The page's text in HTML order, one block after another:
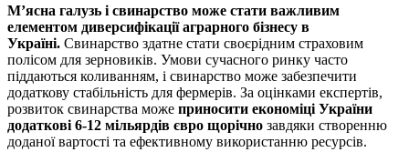
Мʼясна галузь і свинарство може стати важливим
елементом диверсифікації аграрного бізнесу в
Україні. Свинарство здатне стати своєрідним страховим
полісом для зерновиків. Умови сучасного ринку часто
піддаються коливанням, і свинарство може забезпечити
додаткову стабільність для фермерів. За оцінками експертів,
розвиток свинарства може приносити економіці України
додаткові 6-12 мільярдів євро щорічно завдяки створенню
доданої вартості та ефективному використанню ресурсів.